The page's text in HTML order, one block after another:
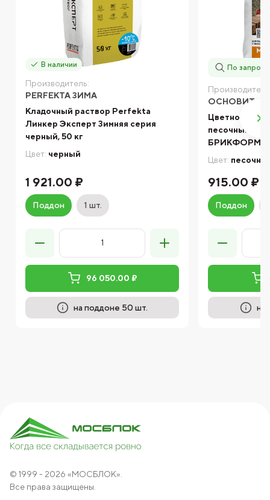
В наличии
Производитель:
PERFEKTA ЗИМА
Кладочный раствор Perfekta
Линкер Эксперт Зимняя серия
черный, 50 кг
Цвет: черный
1 921.00 ₽
Поддон 1 шт.
96 050.00 ₽
на поддоне 50 шт.
По запросу
ОСНОВИТ
Цветной
песочный
БРИКФОРМ
Цвет:
915.00 ₽
Поддон
на
© 1999 - 2026 «МОСБЛОК».
Все права защищены.